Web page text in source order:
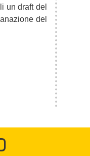
un draft del
del